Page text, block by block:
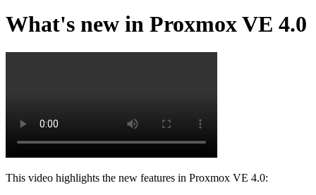
What's new in Proxmox VE 4.0
This video highlights the new features in Proxmox VE 4.0: